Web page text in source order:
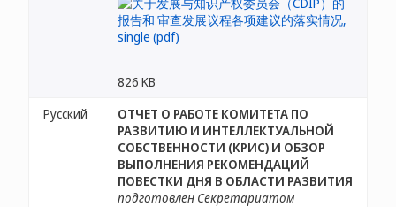
826 KB
Русский
ОТЧЕТ О РАБОТЕ КОМИТЕТА ПО
РАЗВИТИЮ И ИНТЕЛЛЕКТУАЛЬНОЙ
СОБСТВЕННОСТИ (КРИС) И ОБЗОР
ВЫПОЛНЕНИЯ РЕКОМЕНДАЦИЙ
ПОВЕСТКИ ДНЯ В ОБЛАСТИ РАЗВИТИЯ
подготовлен Секретариатом